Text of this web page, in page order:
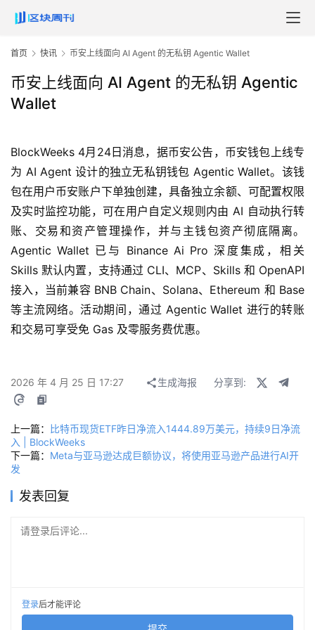
首页 快讯 币安上线面向 AI Agent 的无私钥 Agentic Wallet
币安上线面向 AI Agent 的无私钥 Agentic
Wallet
BlockWeeks 4月24日消息，据币安公告，币安钱包上线专
为 AI Agent 设计的独立无私钥钱包 Agentic Wallet。该钱
包在用户币安账户下单独创建，具备独立余额、可配置权限
及实时监控功能，可在用户自定义规则内由 AI 自动执行转
账、交易和资产管理操作，并与主钱包资产彻底隔离。
Agentic Wallet 已与 Binance Ai Pro 深度集成，相关
Skills 默认内置，支持通过 CLI、 MCP、 Skills 和
接入，当前兼容 BNB Chain、 Solana、 Ethereum 和
等主流网络。活动期间，通过 Agentic Wallet 进行的转账
和交易可享受免 Gas 及零服务费优惠。
2026 年 4 月 25 日 17:27 生成海报 分享到:
上一篇：
比特币现货ETF昨日净流入1444.89万美元，持续9日净流
入 | BlockWeeks
下一篇： Meta与亚马逊达成巨额协议，将使用亚马逊产品进行AI开
发
发表回复
请登录后评论...
登录后才能评论